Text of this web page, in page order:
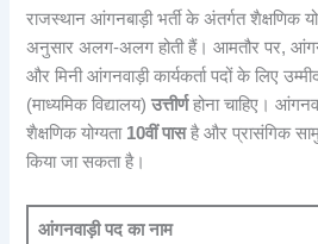
राजस्थान आंगनबाड़ी भर्ती के अंतर्गत शैक्षणिक
अनुसार अलग-अलग होती हैं। आमतौर पर,
और मिनी आंगनवाड़ी कार्यकर्ता पदों के लिए
(माध्यमिक विद्यालय)उत्तीर्णहोना चाहिए।
शैक्षणिक योग्यता 10वीं पासहै और प्रासंगिक
किया जा सकता है।
आंगनवाड़ी पद का नाम